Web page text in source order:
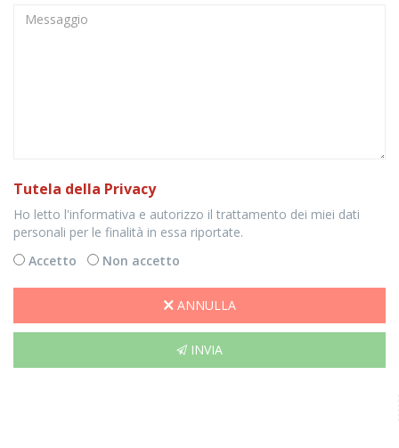
Tutela della Privacy
Ho letto l'informativa e autorizzo il trattamento dei miei dati
personali per le finalità in essa riportate.
Accetto
Non accetto
ANNULLA
INVIA